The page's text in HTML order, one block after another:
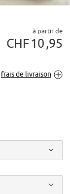
Tapoter pour
à partir de
CHF10 95
frais de livraison